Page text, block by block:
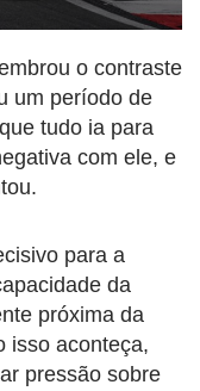
o contraste
um período de
tudo ia para
com ele, e
para a
da
próxima da
isso aconteça,
pressão sobre